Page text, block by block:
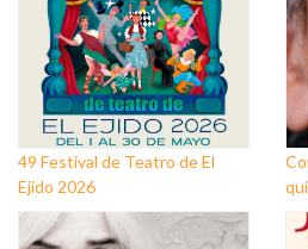
49 Festival de Teatro de El
Ejido 2026